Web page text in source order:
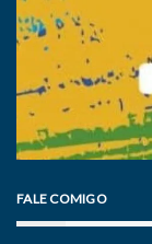
FALE COMIGO